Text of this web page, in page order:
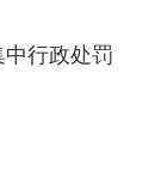
行政处罚